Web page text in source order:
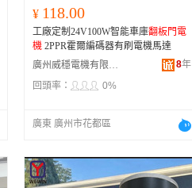
¥ 118.00
工廠定制24V100W智能車庫翻板門電
機 2PPR霍爾編碼器有刷電機馬達
廣州威穩電機有限公司
8年
回頭率：
0%
廣東 廣州市花都區